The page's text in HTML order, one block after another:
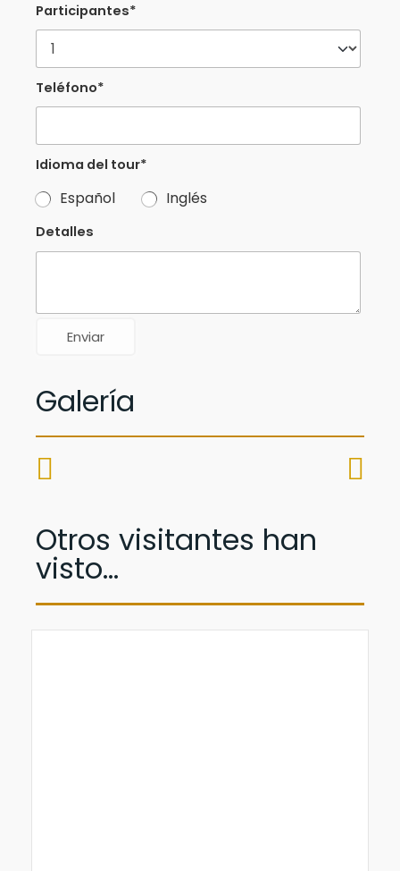
Participantes*
Teléfono*
Idioma del tour*
Español Inglés
Detalles
Galería
Otros visitantes han
visto...